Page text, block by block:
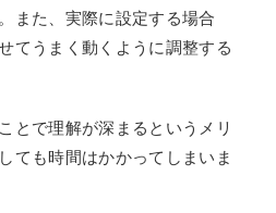
また、実際に設定する場合
てうまく動くように調整する
とで理解が深まるというメリ
ても時間はかかってしまいま